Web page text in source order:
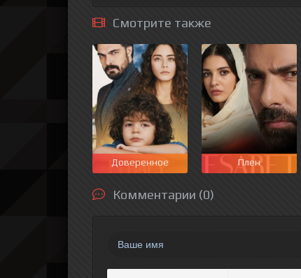
Смотрите также
Доверенное Плен
Комментарии (0)